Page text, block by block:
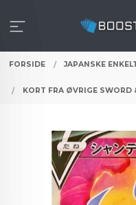
innholdet
FORSIDE JAPANSKE
KORT FRA ØVRIGE SWORD